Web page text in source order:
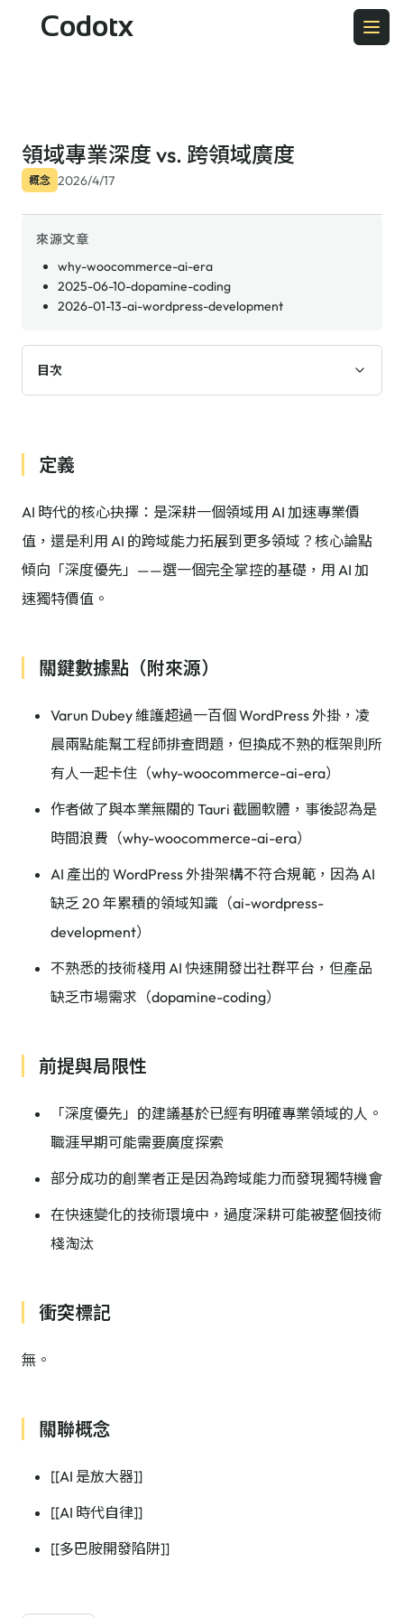
Codotx
領域專業深度 vs. 跨領域廣度
概念 2026/4/17
來源文章
why-woocommerce-ai-era
2025-06-10-dopamine-coding
2026-01-13-ai-wordpress-development
目次
定義
AI 時代的核心抉擇：是深耕一個領域用 AI 加速專業價
值，還是利用 AI 的跨域能力拓展到更多領域？核心論點
傾向「深度優先」——選一個完全掌控的基礎，用 AI 加
速獨特價值。
關鍵數據點（附來源）
Varun Dubey 維護超過一百個 WordPress 外掛，凌
晨兩點能幫工程師排查問題，但換成不熟的框架則所
有人一起卡住（why-woocommerce-ai-era）
作者做了與本業無關的 Tauri 截圖軟體，事後認為是
時間浪費（why-woocommerce-ai-era）
AI 產出的 WordPress 外掛架構不符合規範，因為 AI
缺乏 20 年累積的領域知識（ai-wordpress-
development）
不熟悉的技術棧用 AI 快速開發出社群平台，但產品
缺乏市場需求（dopamine-coding）
前提與局限性
「深度優先」的建議基於已經有明確專業領域的人。
職涯早期可能需要廣度探索
部分成功的創業者正是因為跨域能力而發現獨特機會
在快速變化的技術環境中，過度深耕可能被整個技術
棧淘汰
衝突標記
無。
關聯概念
[[AI 是放大器]]
[[AI 時代自律]]
[[多巴胺開發陷阱]]